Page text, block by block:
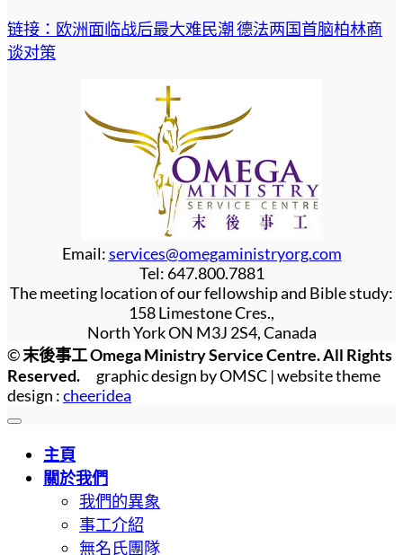
链接：欧洲面临战后最大难民潮 德法两国首脑柏林商
谈对策
Email:services@omegaministryorg.com
Tel: 647.800.7881
The meeting location of our fellowship and Bible study:
158 Limestone Cres.,
North York ON M3J 2S4, Canada
©末後事工 Omega Ministry Service Centre. All Rights
Reserved. graphic design by OMSC | website theme
design :cheeridea
主頁
關於我們
我們的異象
事工介紹
無名氏團隊